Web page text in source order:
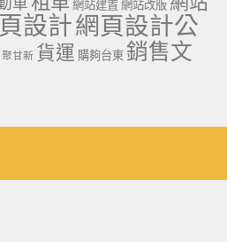
車 網站建置 網站改版
設計網頁設計公
聚甘新 貨運 購夠台東 銷售文